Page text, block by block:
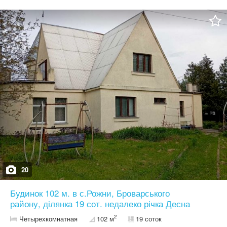
закрита територія. Неподалік забудовані сусіди, поруч р.Десна,
пляж, спуск на воду лодок, катерів. До центру столиці 33 км, до
ЖМ Троещина 19 км, 20 хв авто. Власник фіз. особа. Без комісії
агента. 12300уе Реальному покупцю торг. Координати для
розрахунку відстані 50******** 30.718574 Можливий продаж
сусідніх ділянок
20
Будинок 102 м. в с.Рожни, Броварського
району, ділянка 19 сот. недалеко річка Десна
Четырехкомнатная 102 м2 19 соток